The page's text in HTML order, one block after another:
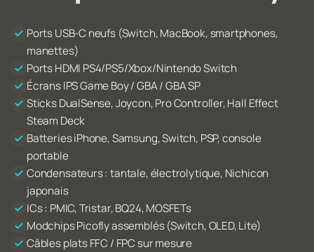
Ports USB-C neufs (Switch, MacBook, smartphones,
manettes)
Ports HDMI PS4/PS5/Xbox/Nintendo Switch
Écrans IPS Game Boy / GBA / GBA SP
Sticks DualSense, Joycon, Pro Controller, Hall Effect
Steam Deck
Batteries iPhone, Samsung, Switch, PSP, console
portable
Condensateurs : tantale, électrolytique, Nichicon
japonais
ICs : PMIC, Tristar, BQ24, MOSFETs
Modchips Picofly assemblés (Switch, OLED, Lite)
Câbles plats FFC / FPC sur mesure